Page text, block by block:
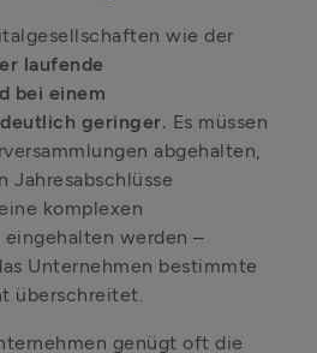
wie der
laufende
bei einem
geringer. Es müssen
abgehalten,
Jahresabschlüsse
komplexen
werden –
Unternehmen bestimmte
überschreitet.
genügt oft die